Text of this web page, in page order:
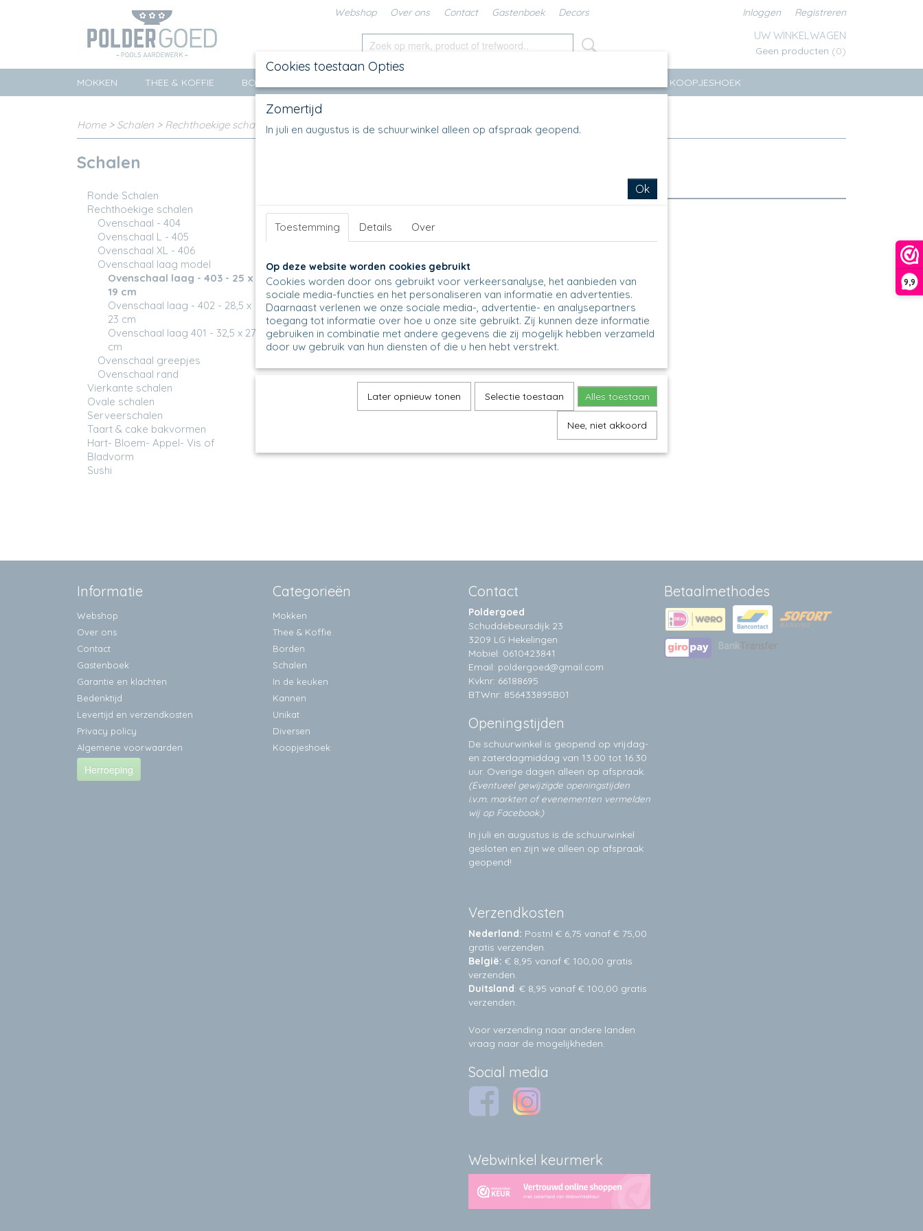
9,9
Webshop Over ons Contact Gastenboek Decors Inloggen Registreren
UW WINKELWAGEN
Geen producten (0)
MOKKEN THEE & KOFFIE BORDEN KOOPJESHOEK
Home> Schalen > Rechthoekige schalen>Ovenschaal laag model> Ovenschaal laag - 403 - 25 x 19 cm
Schalen
Ronde Schalen
Rechthoekige schalen
Ovenschaal - 404
Ovenschaal L - 405
Ovenschaal XL - 406
Ovenschaal laag model
Ovenschaal laag - 403 - 25 x
19 cm
Ovenschaal laag - 402 - 28,5 x
23 cm
Ovenschaal laag 401 - 32,5 x 27
cm
Ovenschaal greepjes
Ovenschaal rand
Vierkante schalen
Ovale schalen
Serveerschalen
Taart & cake bakvormen
Hart- Bloem- Appel- Vis of
Bladvorm
Sushi
403 - Ovenschaal laag - 1519
Ovenschaal laag Model: 403 Decor:
1519X H 4 cm, 24 x 18,5 cm…
403 - Ovenschaal laag - 1443 -
Dragonfly
Ovenschaal laag - Dragonfly Model:
403 Decor: 1443X H 4 cm,…
Informatie
Webshop
Over ons
Contact
Gastenboek
Garantie en klachten
Bedenktijd
Levertijd en verzendkosten
Privacy policy
Algemene voorwaarden
Herroeping
Categorieën
Mokken
Thee & Koffie
Borden
Schalen
In de keuken
Kannen
Unikat
Diversen
Koopjeshoek
Contact
Poldergoed
Schuddebeursdijk 23
3209 LG Hekelingen
Mobiel: 0610423841
Email: poldergoed@gmail.com
Kvknr: 66188695
BTWnr: 856433895B01
Openingstijden
De schuurwinkel is geopend op vrijdag-
en zaterdagmiddag van 13.00 tot 16.30
uur. Overige dagen alleen op afspraak.
(Eventueel gewijzigde openingstijden
i.v.m. markten of evenementen vermelden
wij op Facebook.)
In juli en augustus is de schuurwinkel
gesloten en zijn we alleen op afspraak
geopend!
Verzendkosten
Nederland: Postnl € 6,75 vanaf € 75,00
gratis verzenden.
België: € 8,95 vanaf € 100,00 gratis
verzenden.
Duitsland: € 8,95 vanaf € 100,00 gratis
verzenden.
Voor verzending naar andere landen
vraag naar de mogelijkheden.
Social media
Webwinkel keurmerk
Betaalmethodes
Cookies toestaan Opties
Zomertijd
In juli en augustus is de schuurwinkel alleen op afspraak geopend.
Ok
Toestemming Details Over
Op deze website worden cookies gebruikt
Cookies worden door ons gebruikt voor verkeersanalyse, het aanbieden van
sociale media-functies en het personaliseren van informatie en advertenties.
Daarnaast verlenen we onze sociale media-, advertentie- en analysepartners
toegang tot informatie over hoe u onze site gebruikt. Zij kunnen deze informatie
gebruiken in combinatie met andere gegevens die zij mogelijk hebben verzameld
door uw gebruik van hun diensten of die u hen hebt verstrekt.
Later opnieuw tonen Selectie toestaan Alles toestaan
Nee, niet akkoord